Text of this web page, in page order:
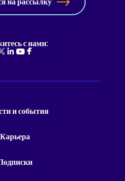
с нами:
и события
Карьера